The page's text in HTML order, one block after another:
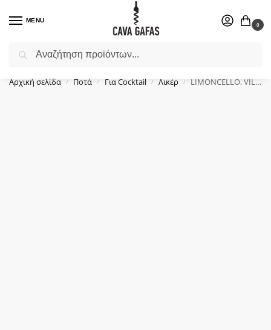
MENU
0
Επιλέξτε ένα δώρο για το αγαπημένο σας πρόσωπο.
Αρχική σελίδα / Ποτά / Για Cocktail / Λικέρ / LIMONCELLO, VILLA MASSA, ΛΙΚΕΡ, (0.5Lt)